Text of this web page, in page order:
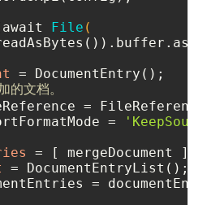
File (
=
文档。
=
=
=
= DocumentEntryList();
=